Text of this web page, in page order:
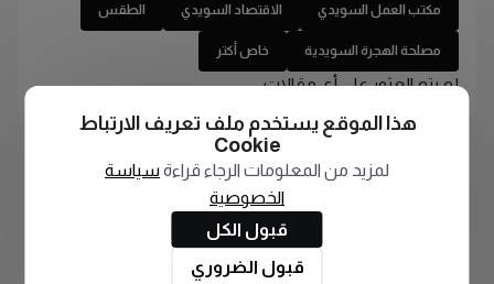
مكتب العمل السويدي الاقتصاد السويدي الطقس
مصلحة الهجرة السويدية خاص أكتر
لم يتم العثور على أي مقالات
هذا الموقع يستخدم ملف تعريف الارتباط
Cookie
لمزيد من المعلومات الرجاء قراءة سياسة
الخصوصية
قبول الكل
قبول الضروري